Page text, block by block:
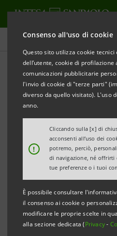
Consenso all'uso di cookie
Questo sito utilizza cookie tecnici
dell’utente, cookie di profilazione
comunicazioni pubblicitarie
l'invio di cookie di "terze parti"
diverso da quello visitato). L'uso
anno.
!
Cliccando sulla [x] di
acconsenti all’uso dei
potremo, perciò,
di navigazione, né
tue preferenze o i tuoi
È possibile consultare
il consenso ai cookie o
modificare le proprie scelte in
alla sezione dedicata (Privacy-
Comunicati stampa
STAMPA AGGIORNA
INTESA SANPAOLO CEDE
CONSORZIO DI BANCHE
Gestione di Intesa
ha dato mandato al
finalizzare l’accordo per la
del Gruppo - in coerenza
dall’Autorità Garante della
“AGCM” nel provvedimento
dicembre 2006 - al
Carige, Banca Popolare di